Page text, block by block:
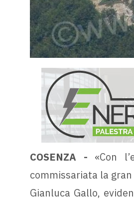
COSENZA - «Con
commissariata la
Gianluca Gallo,